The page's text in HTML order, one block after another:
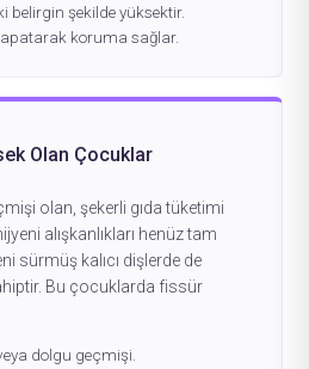
belirgin şekilde yüksektir.
koruma sağlar.
Olan Çocuklar
olan, şekerli gıda tüketimi
alışkanlıkları henüz tam
sürmüş kalıcı dişlerde de
Bu çocuklarda fissür
dolgu geçmişi.